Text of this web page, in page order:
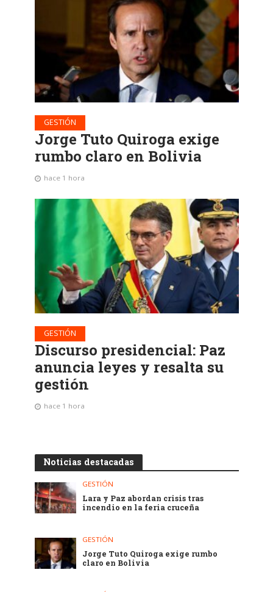
GESTIÓN
Jorge Tuto Quiroga exige
rumbo claro en Bolivia
hace 1 hora
GESTIÓN
Discurso presidencial: Paz
anuncia leyes y resalta su
gestión
hace 1 hora
Noticias destacadas
GESTIÓN
Lara y Paz abordan crisis tras
incendio en la feria cruceña
GESTIÓN
Jorge Tuto Quiroga exige rumbo
claro en Bolivia